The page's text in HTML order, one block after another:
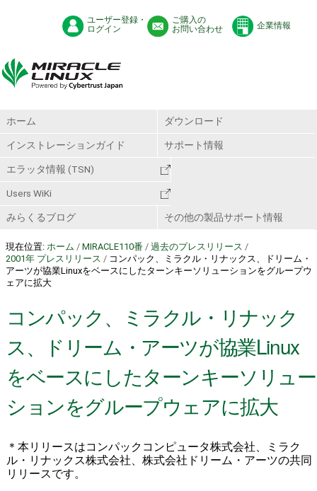
ユーザー登録・
ログイン
ご購入の
お問い合わせ
企業情報
ホーム ダウンロード
インストレーションガイド サポート情報
エラッタ情報 (TSN)
Users WiKi
みらくるブログ その他の製品サポート情報
現在位置: ホーム / MIRACLE110番 / 過去のプレスリリース /
2001年 プレスリリース / コンパック、ミラクル・リナックス、ドリーム・
アーツが協業Linuxをベースにしたターンキーソリューションをグループウ
ェアに拡大
コンパック、ミラクル・リナック
ス、ドリーム・アーツが協業Linux
をベースにしたターンキーソリュー
ションをグループウェアに拡大
＊本リリースはコンパックコンピュータ株式会社、ミラク
ル・リナックス株式会社、株式会社ドリーム・アーツの共同
リリースです。